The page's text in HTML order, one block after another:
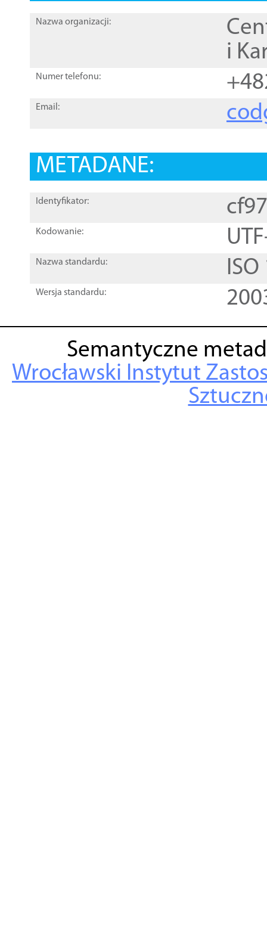
Nazwa organizacji:
i
Numer telefonu:
Email:
METADANE:
Identyfikator:
Kodowanie:
Nazwa standardu:
Wersja standardu:
Semantyczne
Wrocławski Instytut